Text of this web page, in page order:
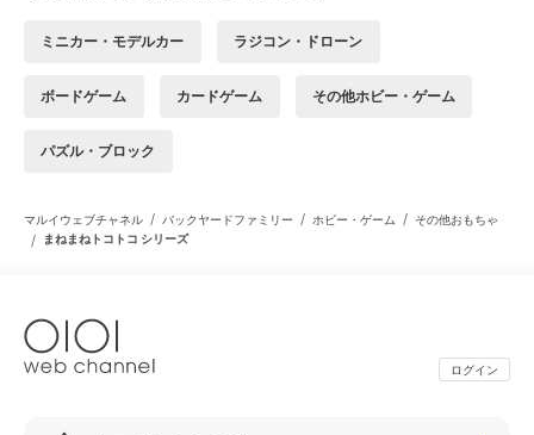
ミニカー・モデルカー ラジコン・ドローン
ボードゲーム カードゲーム その他ホビー・ゲーム
パズル・ブロック
マルイウェブチャネル / バックヤードファミリー / ホビー・ゲーム / その他おもちゃ
/ まねまねトコトコ シリーズ
ログイン